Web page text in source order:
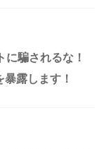
騙されるな！
露します！